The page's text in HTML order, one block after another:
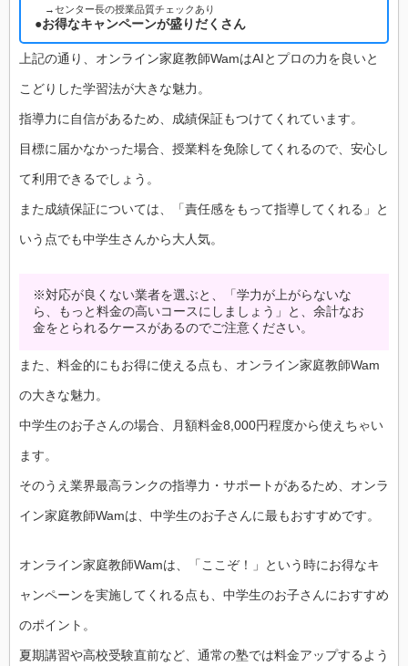
→センター長の授業品質チェックあり
●お得なキャンペーンが盛りだくさん
上記の通り、オンライン家庭教師WamはAIとプロの力を良いと
こどりした学習法が大きな魅力。
指導力に自信があるため、成績保証もつけてくれています。
目標に届かなかった場合、授業料を免除してくれるので、安心し
て利用できるでしょう。
また成績保証については、「責任感をもって指導してくれる」と
いう点でも中学生さんから大人気。
※対応が良くない業者を選ぶと、「学力が上がらないな
ら、もっと料金の高いコースにしましょう」と、余計なお
金をとられるケースがあるのでご注意ください。
また、料金的にもお得に使える点も、オンライン家庭教師Wam
の大きな魅力。
中学生のお子さんの場合、月額料金8,000円程度から使えちゃい
ます。
そのうえ業界最高ランクの指導力・サポートがあるため、オンラ
イン家庭教師Wamは、中学生のお子さんに最もおすすめです。
オンライン家庭教師Wamは、「ここぞ！」という時にお得なキ
ャンペーンを実施してくれる点も、中学生のお子さんにおすすめ
のポイント。
夏期講習や高校受験直前など、通常の塾では料金アップするよう